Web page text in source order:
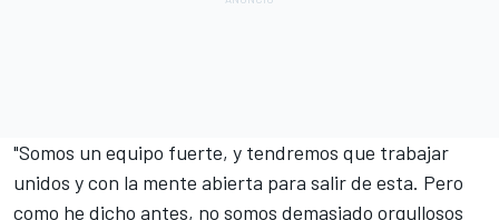
"Somos un equipo fuerte, y tendremos que trabajar
unidos y con la mente abierta para salir de esta. Pero
como he dicho antes, no somos demasiado orgullosos